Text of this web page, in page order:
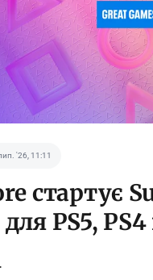
'26, 11:11
стартує
PS5,